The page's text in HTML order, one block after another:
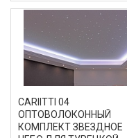
CARIITTI 04
ОПТОВОЛОКОННЫЙ
КОМПЛЕКТ ЗВЕЗДНОЕ